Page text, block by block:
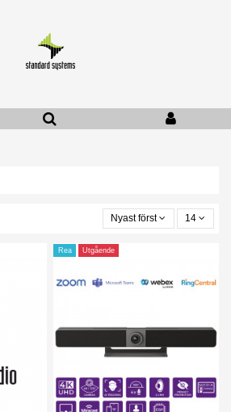
Nyast först 14
Rea Utgående